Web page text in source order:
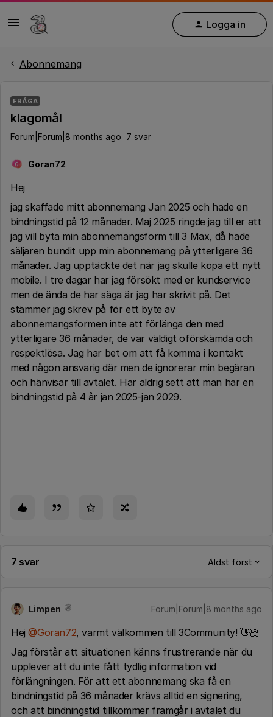
Logga in
Abonnemang
FRÅGA
klagomål
Forum|Forum|8 months ago 7 svar
G Goran72
Hej
jag skaffade mitt abonnemang Jan 2025 och hade en
bindningstid på 12 månader. Maj 2025 ringde jag till er att
jag vill byta min abonnemangsform till 3 Max, då hade
säljaren bundit upp min abonnemang på ytterligare 36
månader. Jag upptäckte det när jag skulle köpa ett nytt
mobile. I tre dagar har jag försökt med er kundservice
men de ända de har säga är jag har skrivit på. Det
stämmer jag skrev på för ett byte av
abonnemangsformen inte att förlänga den med
ytterligare 36 månader, de var väldigt oförskämda och
respektlösa. Jag har bet om att få komma i kontakt
med någon ansvarig där men de ignorerar min begäran
och hänvisar till avtalet. Har aldrig sett att man har en
bindningstid på 4 år jan 2025-jan 2029.
7 svar Äldst först
Limpen Forum|Forum|8 months ago
Hej ​@Goran72, varmt välkommen till 3Community! 👋🏻
Jag förstår att situationen känns frustrerande när du
upplever att du inte fått tydlig information vid
förlängningen. För att ett abonnemang ska få en
bindningstid på 36 månader krävs alltid en signering,
och att bindningstid tillkommer framgår i avtalet du